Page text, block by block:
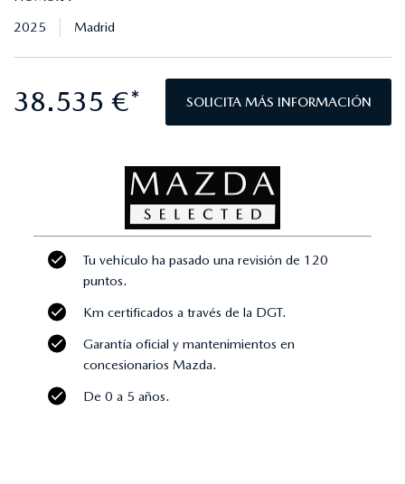
2025 Madrid
38.535 €* SOLICITA MÁS INFORMACIÓN
Tu vehículo ha pasado una revisión de 120
puntos.
Km certificados a través de la DGT.
Garantía oficial y mantenimientos en
concesionarios Mazda.
De 0 a 5 años.